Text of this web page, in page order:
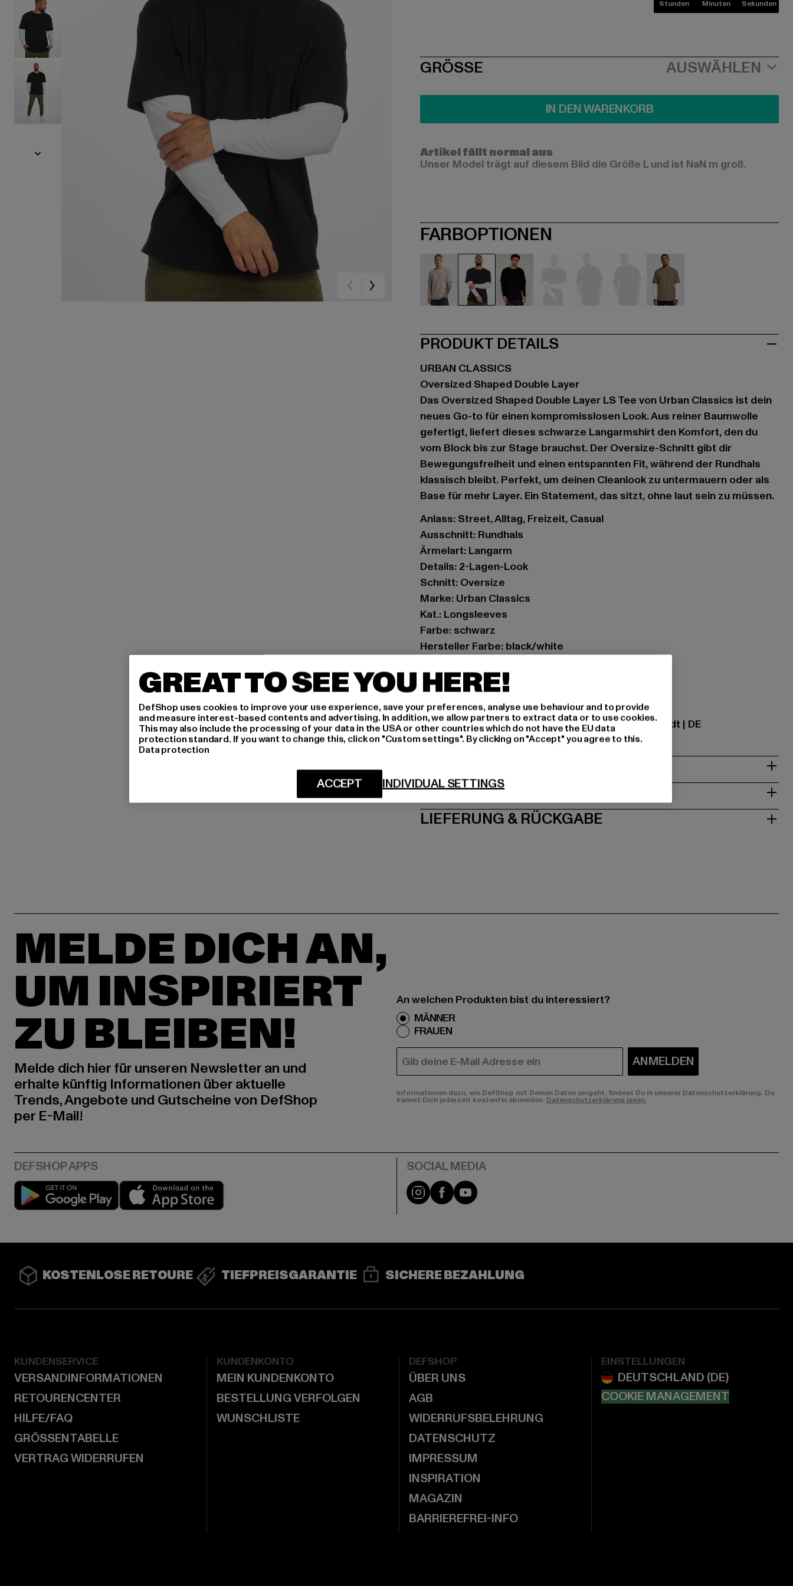
Stunden Minuten Sekunden
SIZE
GRÖSSE AUSWÄHLEN
IN DEN WARENKORB
Artikel fällt normal aus
Unser Model trägt auf diesem Bild die Größe L und ist NaN m groß.
FARBOPTIONEN
PRODUKT DETAILS
URBAN CLASSICS
Oversized Shaped Double Layer
Das Oversized Shaped Double Layer LS Tee von Urban Classics ist dein
neues Go-to für einen kompromisslosen Look. Aus reiner Baumwolle
gefertigt, liefert dieses schwarze Langarmshirt den Komfort, den du
vom Block bis zur Stage brauchst. Der Oversize-Schnitt gibt dir
Bewegungsfreiheit und einen entspannten Fit, während der Rundhals
klassisch bleibt. Perfekt, um deinen Cleanlook zu untermauern oder als
Base für mehr Layer. Ein Statement, das sitzt, ohne laut sein zu müssen.
Anlass: Street, Alltag, Freizeit, Casual
Ausschnitt: Rundhals
Ärmelart: Langarm
Details: 2-Lagen-Look
Schnitt: Oversize
Marke: Urban Classics
Kat.: Longsleeves
Farbe: schwarz
Hersteller Farbe: black/white
Art.Nr: TB2887-00826
Hersteller: TB International GmbH |info@tbint.de
Dr.-Robert-Murjahn-Straße 7 | 64372 Ober-Ramstadt | DE
PFLEGEHINWEISE
LIEFERUNG & RÜCKGABE
MELDE DICH AN,
UM INSPIRIERT
ZU BLEIBEN!
Melde dich hier für unseren Newsletter an und
erhalte künftig Informationen über aktuelle
Trends, Angebote und Gutscheine von DefShop
per E-Mail!
An welchen Produkten bist du interessiert?
MÄNNER
FRAUEN
E-MAIL ANMELDEN
Informationen dazu, wie DefShop mit Deinen Daten umgeht, findest Du in unserer Datenschutzerklärung. Du
kannst Dich jederzeit kostenfei abmelden. Datenschutzerklärung lesen.
Play market Instagram
FacebookYouTube
KOSTENLOSE RETOURE TIEFPREISGARANTIE SICHERE BEZAHLUNG
KUNDENSERVICE
VERSANDINFORMATIONEN
RETOURENCENTER
HILFE/FAQ
GRÖSSENTABELLE
VERTRAG WIDERRUFEN
KUNDENKONTO
MEIN KUNDENKONTO
BESTELLUNG VERFOLGEN
WUNSCHLISTE
DEFSHOP
ÜBER UNS
AGB
WIDERRUFSBELEHRUNG
DATENSCHUTZ
IMPRESSUM
INSPIRATION
MAGAZIN
BARRIEREFREI-INFO
EINSTELLUNGEN
COOKIE MANAGEMENT
GREAT TO SEE YOU HERE!
DefShop uses cookies to improve your use experience, save your preferences, analyse use behaviour and to provide
and measure interest-based contents and advertising. In addition, we allow partners to extract data or to use cookies.
This may also include the processing of your data in the USA or other countries which do not have the EU data
protection standard. If you want to change this, click on "Custom settings". By clicking on "Accept" you agree to this.
Data protection
INDIVIDUAL SETTINGS
ACCEPT